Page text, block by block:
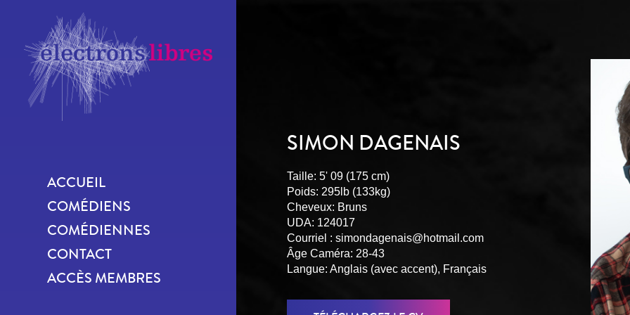
ACCUEIL
COMÉDIENS
COMÉDIENNES
CONTACT
ACCÈS MEMBRES
SIMON DAGENAIS
Taille: 5' 09 (175 cm)
Poids: 295lb (133kg)
Cheveux: Bruns
UDA: 124017
Courriel : simondagenais@hotmail.com
Âge Caméra: 28-43
Langue: Anglais (avec accent), Français